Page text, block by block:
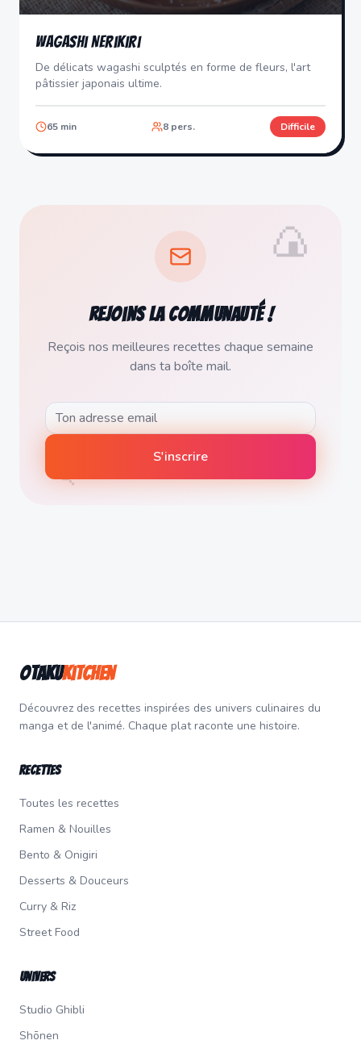
Wagashi Nerikiri
De délicats wagashi sculptés en forme de fleurs, l'art
pâtissier japonais ultime.
65 min 8 pers. Difficile
🍙
🍡
Rejoins la communauté !
Reçois nos meilleures recettes chaque semaine
dans ta boîte mail.
S'inscrire
OtakuKitchen
Découvrez des recettes inspirées des univers culinaires du
manga et de l'animé. Chaque plat raconte une histoire.
Recettes
Toutes les recettes
Ramen & Nouilles
Bento & Onigiri
Desserts & Douceurs
Curry & Riz
Street Food
Univers
Studio Ghibli
Shōnen